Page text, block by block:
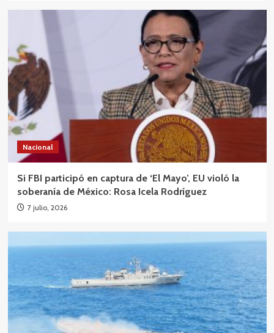
Nacional
Si FBI participó en captura de ‘El Mayo’, EU violó la
soberanía de México: Rosa Icela Rodríguez
7 julio, 2026